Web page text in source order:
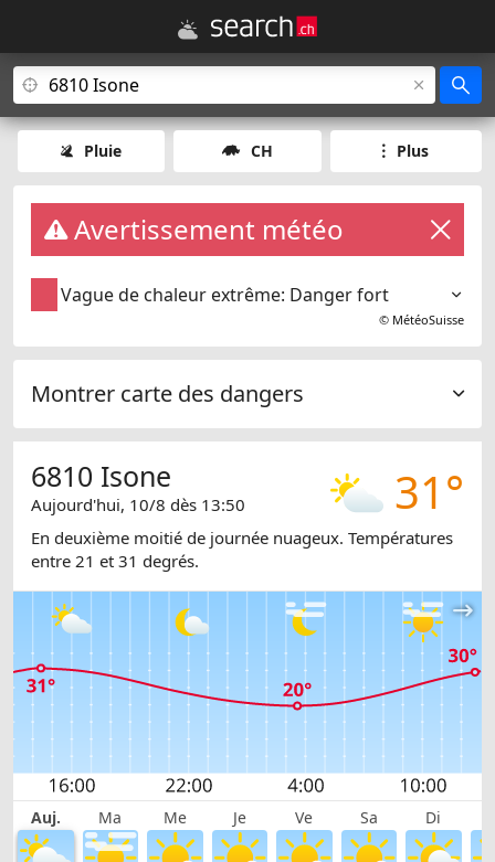
Pluie CH Plus
Avertissement météo
Vague de chaleur extrême: Danger fort
© MétéoSuisse
Montrer carte des dangers
31°
6810 Isone
Aujourd'hui, 10/8 dès 13:50
En deuxième moitié de journée nuageux. Températures
entre 21 et 31 degrés.
Auj. Ma Me Je Ve Sa Di